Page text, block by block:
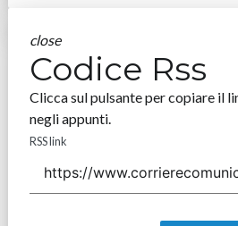
close
Codice Rss
Clicca sul pulsante per copiare il
negli appunti.
RSS link